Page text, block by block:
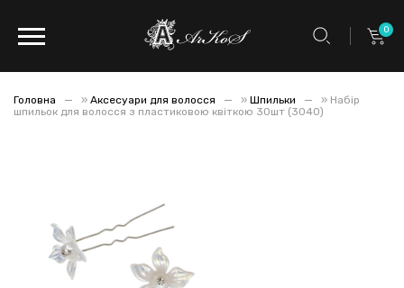
0
Головна » Аксесуари для волосся » Шпильки » Набір
шпильок для волосся з пластиковою квіткою 30шт (3040)